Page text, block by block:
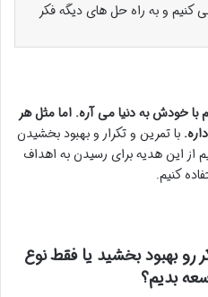
کنیم و به راه حل های دیگه فکر
با خودش به دنیا می آره. اما مثل هر
با تمرین و تکرار و بهبود بخشیدن
از این هدیه برای رسیدن به اهداف
کنیم.
رو بهبود بخشید یا فقط نوع
بدیم؟